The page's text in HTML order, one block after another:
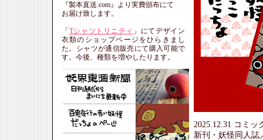
『製本直送.com』より実費頒布にて
お届け致します。
「 Tシャツトリニティ 」にてデザイン
衣類のショップページをひらきまし
た。シャツが通信販売にて購入可能で
す。今後、種類を増やしたります。
2025.12.31 コミッ
新刊・妖怪同人誌